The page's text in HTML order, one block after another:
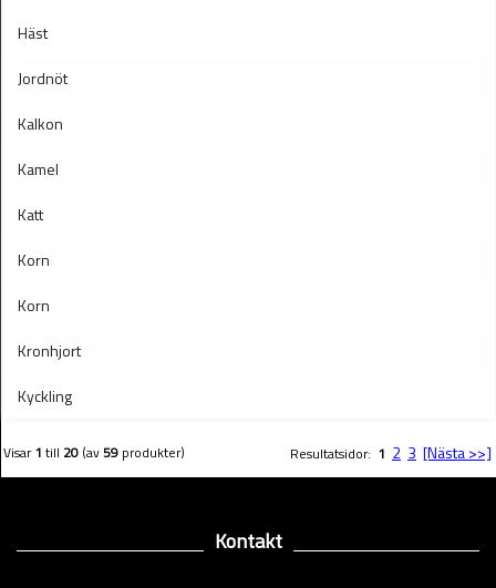
Häst
Jordnöt
Kalkon
Kamel
Katt
Korn
Korn
Kronhjort
Kyckling
Visar1 till 20 (av59 produkter) Resultatsidor: 1 2 3 [Nästa >>]
Kontakt